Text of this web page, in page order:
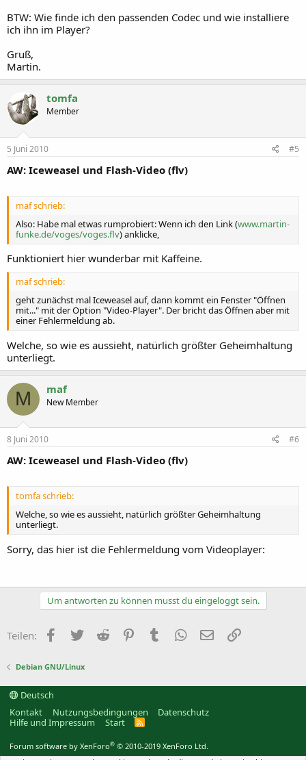
BTW: Wie finde ich den passenden Codec und wie installiere
ich ihn im Player?
Gruß,
Martin.
tomfa
Member
5 Juni 2010 #5
AW: Iceweasel und Flash-Video (flv)
maf schrieb:
Also: Habe mal etwas rumprobiert: Wenn ich den Link (www.martin-
funke.de/voges/voges.flv) anklicke,
Funktioniert hier wunderbar mit Kaffeine.
maf schrieb:
geht zunächst mal Iceweasel auf, dann kommt ein Fenster "Öffnen
mit..." mit der Option "Video-Player". Der bricht das Öffnen aber mit
einer Fehlermeldung ab.
Welche, so wie es aussieht, natürlich größter Geheimhaltung
unterliegt.
M maf
New Member
8 Juni 2010 #6
AW: Iceweasel und Flash-Video (flv)
tomfa schrieb:
Welche, so wie es aussieht, natürlich größter Geheimhaltung
unterliegt.
Sorry, das hier ist die Fehlermeldung vom Videoplayer:
Um antworten zu können musst du eingeloggt sein.
Teilen: Facebook
TwitterReddit PinterestTumblr WhatsApp
E-MailLink
Debian GNU/Linux
Deutsch
Kontakt
Nutzungsbedingungen
Datenschutz
Hilfe und Impressum
Start
R
Forum software by XenForo® © 2010-2019 XenForo Ltd.